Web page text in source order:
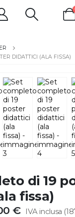
DIDATTICI (ALA FISSA)
di 19
fissa)
€IlIVA inclusa (